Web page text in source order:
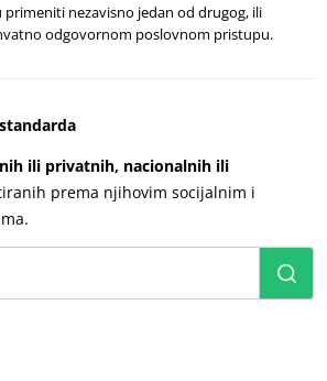
primeniti nezavisno jedan od drugog, ili
odgovornom poslovnom pristupu.
ili privatnih, nacionalnih ili
prema njihovim socijalnim i